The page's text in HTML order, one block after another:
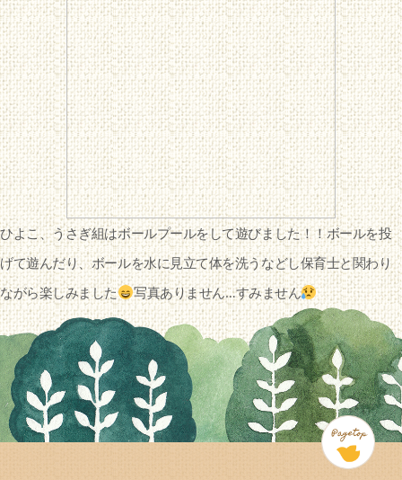
ひよこ、うさぎ組はボールプールをして遊びました！！ボールを投
げて遊んだり、ボールを水に見立て体を洗うなどし保育士と関わり
ながら楽しみました
写真ありません…すみません